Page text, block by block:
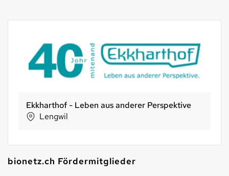
Ekkharthof - Leben aus anderer Perspektive
Lengwil
bionetz.ch Fördermitglieder